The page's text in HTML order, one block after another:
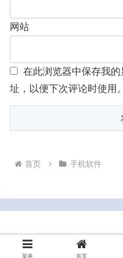
网站
在此浏览器中保存我
址，以便下次评论时使用。
首页 手机软件
Copyright © 2022-2026
菜单 首页